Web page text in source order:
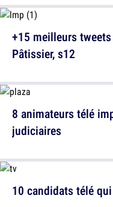
+15 meilleurs
Pâtissier, s12
10 candidats télé
8 animateurs télé
judiciaires